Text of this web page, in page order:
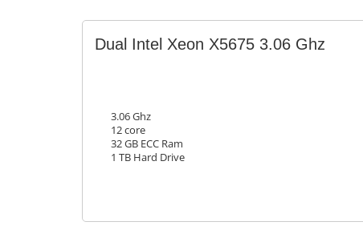
Dual Intel Xeon X5675 3.06 Ghz
3.06 Ghz
12 core
32 GB ECC Ram
1 TB Hard Drive